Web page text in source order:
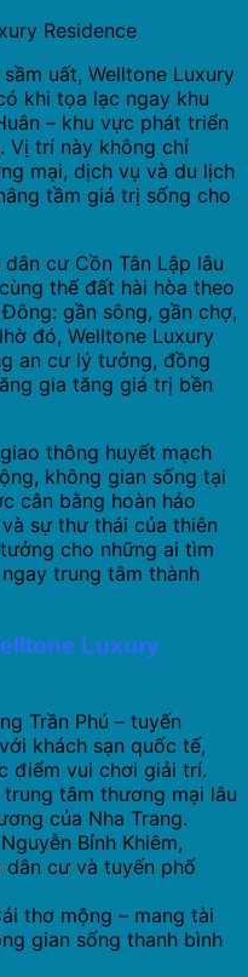
uất, Welltone Luxury
khi tọa lạc ngay khu
– khu vực phát triển
Vị trí này không chỉ
mại, dịch vụ và du lịch
tầm giá trị sống cho
cư Cồn Tân Lập lâu
thế đất hài hòa theo
gần sông, gần chợ,
đó, Welltone Luxury
an cư lý tưởng, đồng
gia tăng giá trị bền
thông huyết mạch
không gian sống tại
cân bằng hoàn hảo
sự thư thái của thiên
cho những ai tìm
trung tâm thành
Luxury
Trần Phú – tuyến
khách sạn quốc tế,
điểm vui chơi giải trí.
trung tâm thương mại lâu
của Nha Trang.
Bỉnh Khiêm,
cư và tuyến phố
thơ mộng – mang tài
gian sống thanh bình